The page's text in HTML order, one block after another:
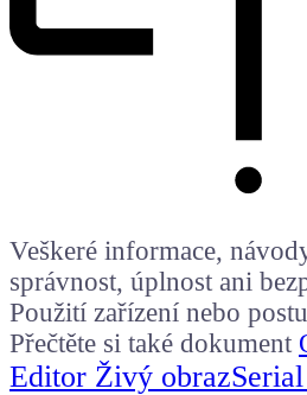
Veškeré informace,
správnost, úplnost ani
Použití zařízení nebo
Přečtěte si také dokument
Editor Živý obraz